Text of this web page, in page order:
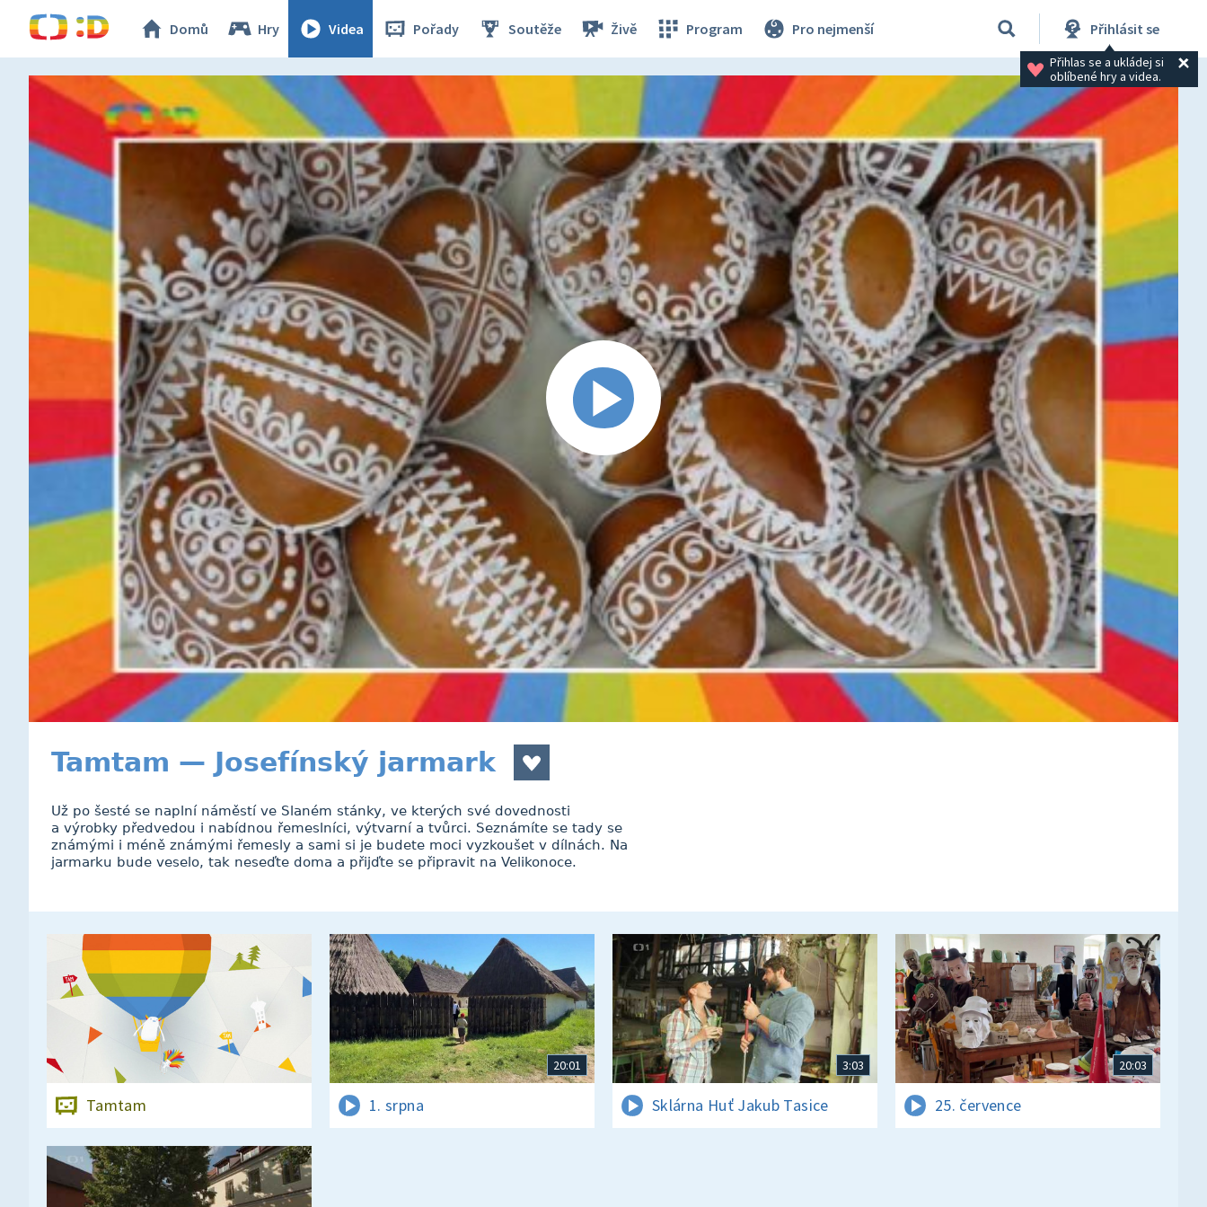
Domů Hry Videa Pořady Soutěže Živě Program Pro nejmenší Přihlásit se
Přihlas se a ukládej si
oblíbené hry a videa.
Tamtam — Josefínský jarmark
Už po šesté se naplní náměstí ve Slaném stánky, ve kterých své dovednosti
a výrobky předvedou i nabídnou řemeslníci, výtvarní a tvůrci. Seznámíte se tady se
známými i méně známými řemesly a sami si je budete moci vyzkoušet v dílnách. Na
jarmarku bude veselo, tak neseďte doma a přijďte se připravit na Velikonoce.
Tamtam
20:01
1. srpna
3:03
Sklárna Huť Jakub Tasice
20:03
25. července